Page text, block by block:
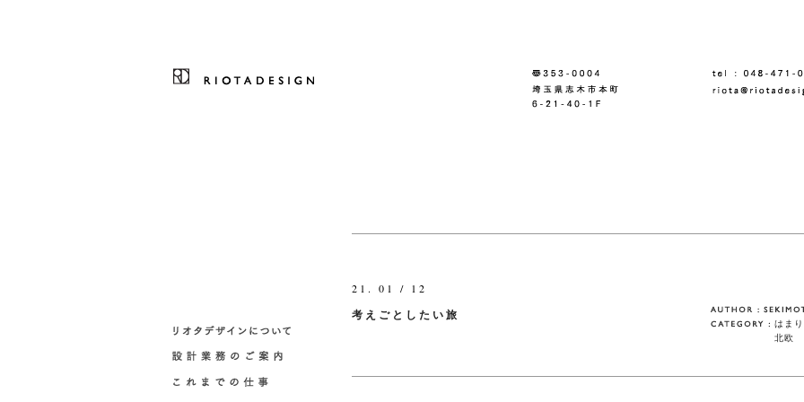
21. 01 / 12
考えごとしたい旅
はま
北欧